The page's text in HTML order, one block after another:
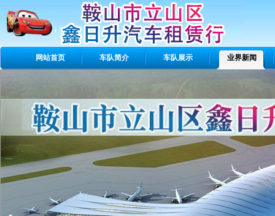
网站首页 车队简介 车队展示 业界新闻
Banner区